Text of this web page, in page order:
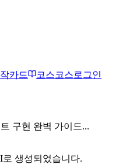
카드 코스코스로그인
구현 완벽 가이드...
생성되었습니다.